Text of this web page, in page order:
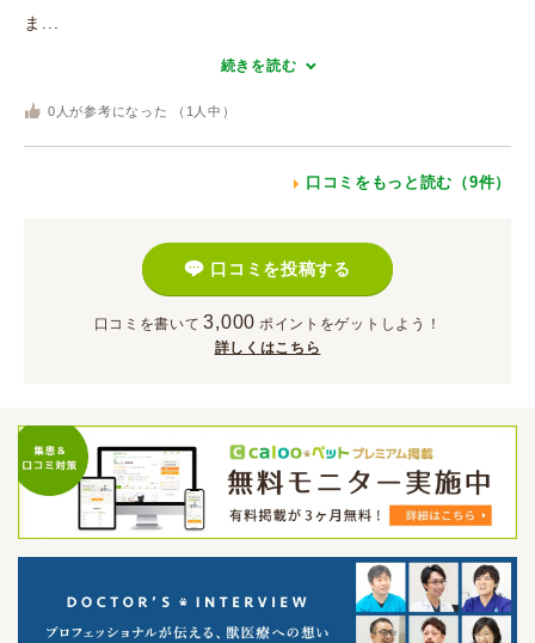
ま...
続きを読む
0 人が参考になった （ 1 人中）
口コミをもっと読む（9件）
口コミを投稿する
口コミを書いて 3,000 ポイント をゲットしよう！
詳しくはこちら